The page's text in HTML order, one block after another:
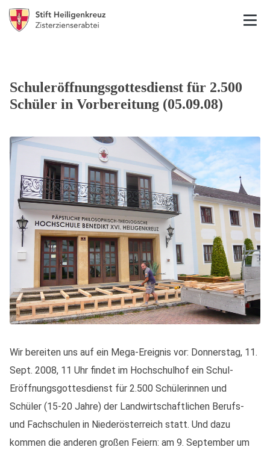
Schuleröffnungsgottesdienst für 2.500
Schüler in Vorbereitung (05.09.08)
Wir bereiten uns auf ein Mega-Ereignis vor: Donnerstag, 11.
Sept. 2008, 11 Uhr findet im Hochschulhof ein Schul-
Eröffnungsgottesdienst für 2.500 Schülerinnen und
Schüler (15-20 Jahre) der Landwirtschaftlichen Berufs-
und Fachschulen in Niederösterreich statt. Und dazu
kommen die anderen großen Feiern: am 9. September um